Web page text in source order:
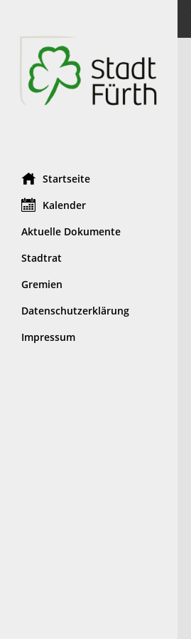
Startseite
Kalender
Aktuelle Dokumente
Stadtrat
Gremien
Datenschutzerklärung
Impressum